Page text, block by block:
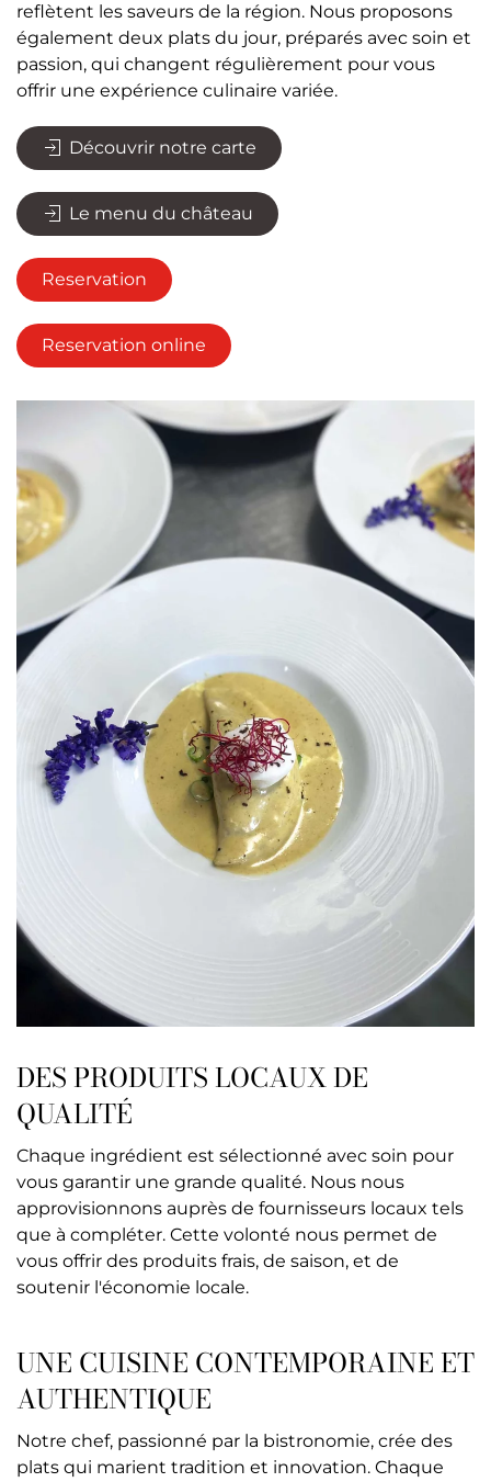
reflètent les saveurs de la région. Nous proposons
également deux plats du jour, préparés avec soin et
passion, qui changent régulièrement pour vous
offrir une expérience culinaire variée.
Découvrir notre carte
Le menu du château
Reservation
Reservation online
DES PRODUITS LOCAUX DE
QUALITÉ
Chaque ingrédient est sélectionné avec soin pour
vous garantir une grande qualité. Nous nous
approvisionnons auprès de fournisseurs locaux tels
que à compléter. Cette volonté nous permet de
vous offrir des produits frais, de saison, et de
soutenir l'économie locale.
UNE CUISINE CONTEMPORAINE ET
AUTHENTIQUE
Notre chef, passionné par la bistronomie, crée des
plats qui marient tradition et innovation. Chaque